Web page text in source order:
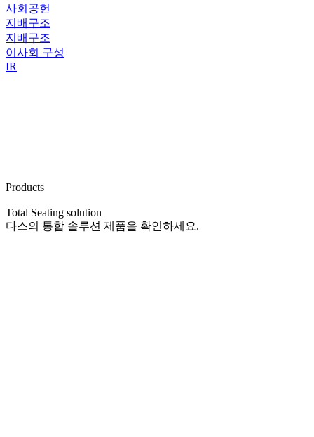
사회공헌
지배구조
지배구조
이사회 구성
IR
Products
Total Seating solution
다스의 통합 솔루션 제품을 확인하세요.